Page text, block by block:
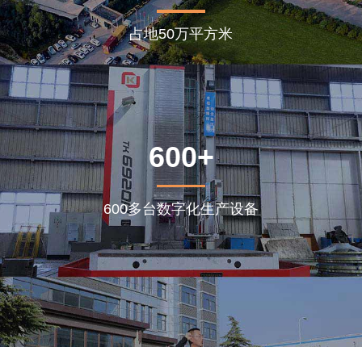
占地50万平方米
600+
600多台数字化生产设备